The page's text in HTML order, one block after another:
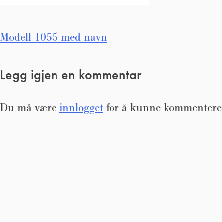
Innleggsnavigasjon
Modell 1055 med navn
Legg igjen en kommentar
Du må være innlogget for å kunne